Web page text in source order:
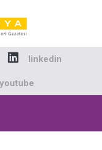
linkedin
youtube